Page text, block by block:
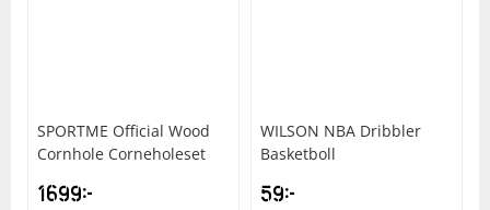
SPORTME Official Wood
Cornhole Corneholeset
1699kr
WILSON NBA Dribbler
Basketboll
59kr